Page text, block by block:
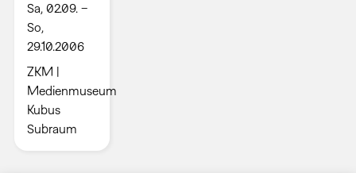
Sa, 02.09. –
So,
29.10.2006
ZKM |
Medienmuseum
Kubus
Subraum